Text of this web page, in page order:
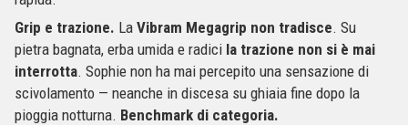
Grip e trazione. La Vibram Megagrip non tradisce. Su
pietra bagnata, erba umida e radici la trazione non si è mai
interrotta. Sophie non ha mai percepito una sensazione di
scivolamento — neanche in discesa su ghiaia fine dopo la
pioggia notturna. Benchmark di categoria.